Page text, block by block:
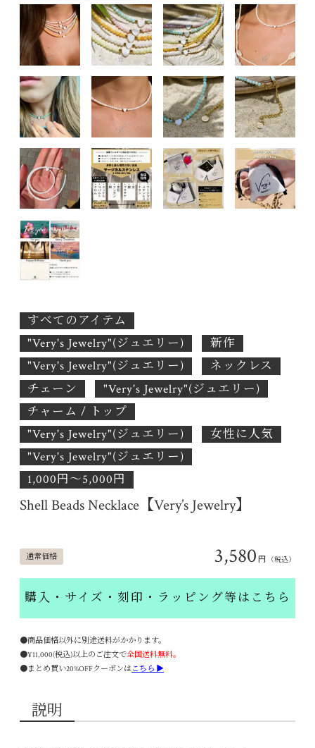
すべてのアイテム
"Very's Jewelry"(ジュエリー)
新作
"Very's Jewelry"(ジュエリー)
ネックレス
チェーン
"Very's Jewelry"(ジュエリー)
チャーム / トップ
"Very's Jewelry"(ジュエリー)
女性に人気
"Very's Jewelry"(ジュエリー)
1,000円〜5,000円
Shell Beads Necklace【Very’s Jewelry】
通常価格 3,580 円 （税込）
購入・サイズ・刻印・ラッピング等はこちら
●商品価格以外に別途送料がかかります。
●¥11,000(税込)以上のご注文で全国送料無料。
●まとめ買い20%OFFクーポンはこちら ▶
説明